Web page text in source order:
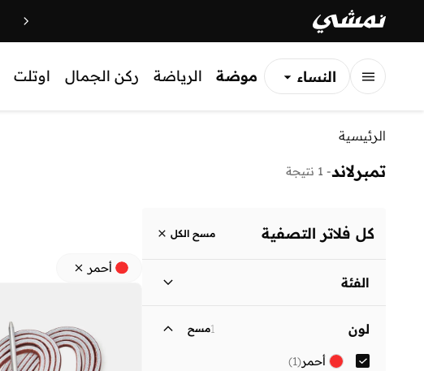
النساء
موضة الرياضة ركن الجمال اوتلت
الرئيسية
تمبرلاند- 1 نتيجة
كل فلاتر التصفية مسح الكل
الفئة
الرجال
لون 1مسح
أحمر(
1
)
أحمر